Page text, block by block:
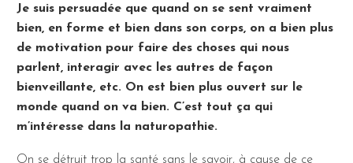
Je suis persuadée que quand on se sent vraiment
bien, en forme et bien dans son corps, on a bien plus
de motivation pour faire des choses qui nous
parlent, interagir avec les autres de façon
bienveillante, etc. On est bien plus ouvert sur le
monde quand on va bien. C’est tout ça qui
m’intéresse dans la naturopathie.
On se détruit trop la santé sans le savoir, à cause de ce